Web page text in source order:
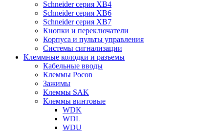
Schneider серия XB4
Schneider серия XB6
Schneider серия XB7
Кнопки и переключатели
Корпуса и пульты управления
Системы сигнализации
Клеммные колодки и разъемы
Кабельные вводы
Клеммы Pocon
Зажимы
Клеммы SAK
Клеммы винтовые
WDK
WDL
WDU